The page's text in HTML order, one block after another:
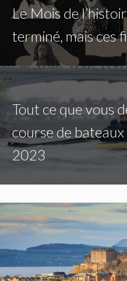
Le Mois de
terminé, mais ces
Tout ce que vous
course de
2023